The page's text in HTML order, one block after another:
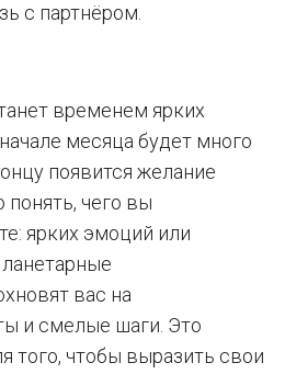
с партнёром.
временем ярких
месяца будет много
появится желание
понять, чего вы
ярких эмоций или
вас на
и смелые шаги. Это
того, чтобы выразить свои